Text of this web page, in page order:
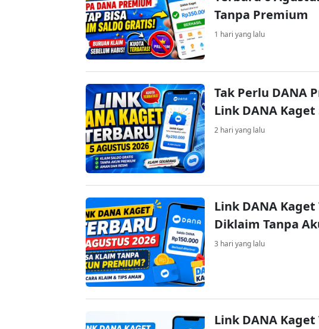
Tanpa Premium
1 hari yang lalu
Tak Perlu DANA
Link DANA
2 hari yang lalu
Link DANA
Diklaim Tanpa
3 hari yang lalu
Link DANA